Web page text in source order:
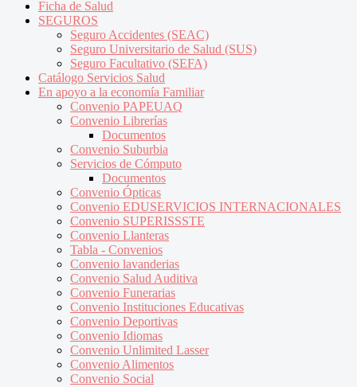
Ficha de Salud
SEGUROS
Seguro Accidentes (SEAC)
Seguro Universitario de Salud (SUS)
Seguro Facultativo (SEFA)
Catálogo Servicios Salud
En apoyo a la economía Familiar
Convenio PAPEUAQ
Convenio Librerías
Documentos
Convenio Suburbia
Servicios de Cómputo
Documentos
Convenio Ópticas
Convenio EDUSERVICIOS INTERNACIONALES
Convenio SUPERISSSTE
Convenio Llanteras
Tabla - Convenios
Convenio lavanderias
Convenio Salud Auditiva
Convenio Funerarias
Convenio Instituciones Educativas
Convenio Deportivas
Convenio Idiomas
Convenio Unlimited Lasser
Convenio Alimentos
Convenio Social